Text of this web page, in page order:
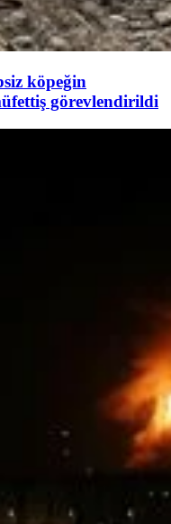
köpeğin
görevlendirildi